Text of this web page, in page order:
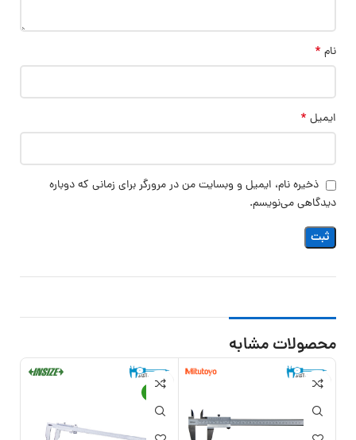
نام *
ایمیل *
ذخیره نام، ایمیل و وبسایت من در مرورگر برای زمانی که دوباره
دیدگاهی می‌نویسم.
محصولات مشابه
-13%